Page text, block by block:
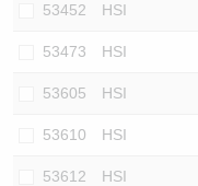
53452 HSI
53473 HSI
53605 HSI
53610 HSI
53612 HSI